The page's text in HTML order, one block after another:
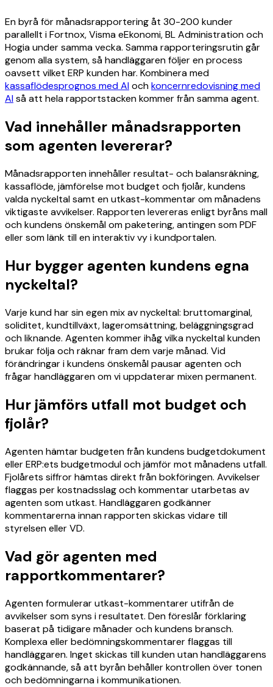
En byrå för månadsrapportering åt 30-200 kunder
parallellt i Fortnox, Visma eEkonomi, BL Administration och
Hogia under samma vecka. Samma rapporteringsrutin går
genom alla system, så handläggaren följer en process
oavsett vilket ERP kunden har. Kombinera med
kassaflödesprognos med AIochkoncernredovisning med
AIså att hela rapportstacken kommer från samma agent.
Vad innehåller månadsrapporten
som agenten levererar?
Månadsrapporten innehåller resultat- och balansräkning,
kassaflöde, jämförelse mot budget och fjolår, kundens
valda nyckeltal samt en utkast-kommentar om månadens
viktigaste avvikelser. Rapporten levereras enligt byråns mall
och kundens önskemål om paketering, antingen som PDF
eller som länk till en interaktiv vy i kundportalen.
Hur bygger agenten kundens egna
nyckeltal?
Varje kund har sin egen mix av nyckeltal: bruttomarginal,
soliditet, kundtillväxt, lageromsättning, beläggningsgrad
och liknande. Agenten kommer ihåg vilka nyckeltal kunden
brukar följa och räknar fram dem varje månad. Vid
förändringar i kundens önskemål pausar agenten och
frågar handläggaren om vi uppdaterar mixen permanent.
Hur jämförs utfall mot budget och
fjolår?
Agenten hämtar budgeten från kundens budgetdokument
eller ERP:ets budgetmodul och jämför mot månadens utfall.
Fjolårets siffror hämtas direkt från bokföringen. Avvikelser
flaggas per kostnadsslag och kommentar utarbetas av
agenten som utkast. Handläggaren godkänner
kommentarerna innan rapporten skickas vidare till
styrelsen eller VD.
Vad gör agenten med
rapportkommentarer?
Agenten formulerar utkast-kommentarer utifrån de
avvikelser som syns i resultatet. Den föreslår förklaring
baserat på tidigare månader och kundens bransch.
Komplexa eller bedömningskommentarer flaggas till
handläggaren. Inget skickas till kunden utan handläggarens
godkännande, så att byrån behåller kontrollen över tonen
och bedömningarna i kommunikationen.